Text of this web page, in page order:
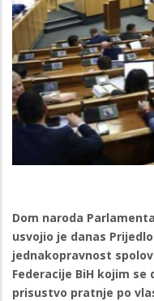
Dom naroda
usvojio je danas
jednakopravnost
Federacije BiH kojim
prisustvo pratnje po